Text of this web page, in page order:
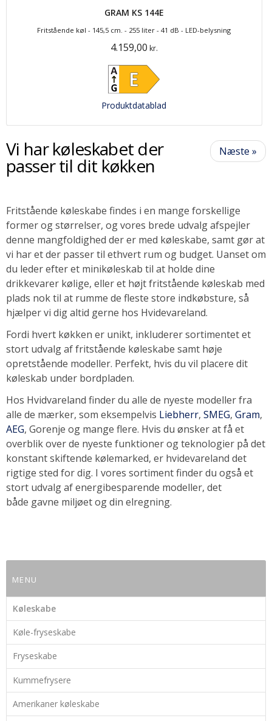
GRAM KS 144E
Fritstående køl - 145,5 cm. - 255 liter - 41 dB - LED-belysning
4.159,00 kr.
Produktdatablad
Næste »
Vi har køleskabet der
passer til dit køkken
Fritstående køleskabe findes i en mange forskellige
former og størrelser, og vores brede udvalg afspejler
denne mangfoldighed der er med køleskabe, samt gør at
vi har et der passer til ethvert rum og budget. Uanset om
du leder efter et minikøleskab til at holde dine
drikkevarer kølige, eller et højt fritstående køleskab med
plads nok til at rumme de fleste store indkøbsture, så
hjælper vi dig altid gerne hos Hvidevareland.
Fordi hvert køkken er unikt, inkluderer sortimentet et
stort udvalg af fritstående køleskabe samt høje
opretstående modeller. Perfekt, hvis du vil placere dit
køleskab under bordpladen.
Hos Hvidvareland finder du alle de nyeste modeller fra
alle de mærker, som eksempelvis Liebherr, SMEG, Gram,
AEG, Gorenje og mange flere. Hvis du ønsker at få et
overblik over de nyeste funktioner og teknologier på det
konstant skiftende kølemarked, er hvidevareland det
rigtige sted for dig. I vores sortiment finder du også et
stort udvalg af energibesparende modeller, det
både gavne miljøet og din elregning.
MENU
Køleskabe
Køle-fryseskabe
Fryseskabe
Kummefrysere
Amerikaner køleskabe